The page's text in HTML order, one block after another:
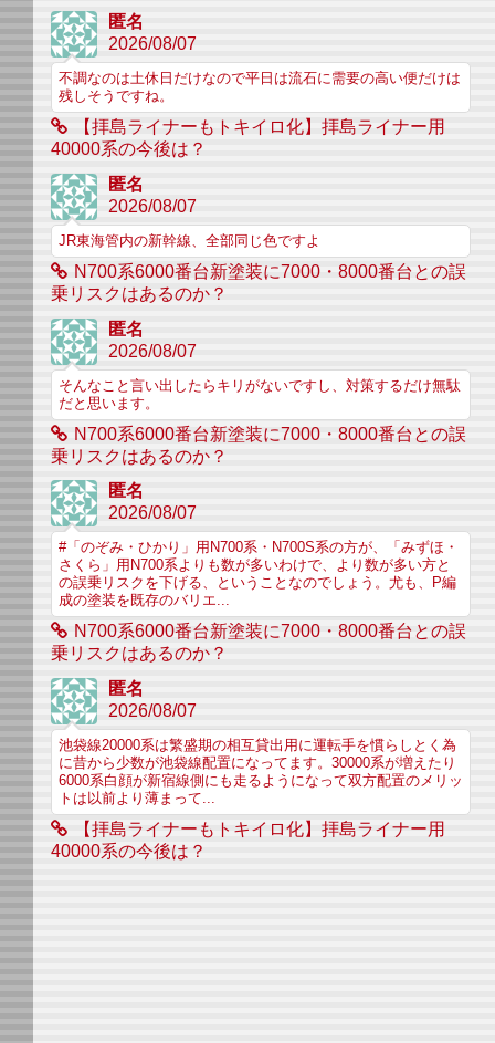
匿名
2026/08/07
不調なのは土休日だけなので平日は流石に需要の高い便だけは
残しそうですね。
【拝島ライナーもトキイロ化】拝島ライナー用
40000系の今後は？
匿名
2026/08/07
JR東海管内の新幹線、全部同じ色ですよ
N700系6000番台新塗装に7000・8000番台との誤
乗リスクはあるのか？
匿名
2026/08/07
そんなこと言い出したらキリがないですし、対策するだけ無駄
だと思います。
N700系6000番台新塗装に7000・8000番台との誤
乗リスクはあるのか？
匿名
2026/08/07
#「のぞみ・ひかり」用N700系・N700S系の方が、「みずほ・
さくら」用N700系よりも数が多いわけで、より数が多い方と
の誤乗リスクを下げる、ということなのでしょう。尤も、P編
成の塗装を既存のバリエ...
N700系6000番台新塗装に7000・8000番台との誤
乗リスクはあるのか？
匿名
2026/08/07
池袋線20000系は繁盛期の相互貸出用に運転手を慣らしとく為
に昔から少数が池袋線配置になってます。30000系が増えたり
6000系白顔が新宿線側にも走るようになって双方配置のメリッ
トは以前より薄まって...
【拝島ライナーもトキイロ化】拝島ライナー用
40000系の今後は？